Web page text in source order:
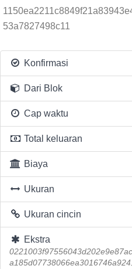
53a7827498c11
Konfirmasi
Dari Blok
Cap waktu
Total keluaran
Biaya
Ukuran
Ukuran cincin
Ekstra